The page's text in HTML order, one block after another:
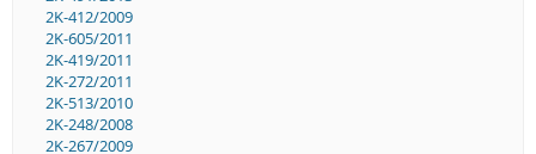
2K-412/2009
2K-605/2011
2K-419/2011
2K-272/2011
2K-513/2010
2K-248/2008
2K-267/2009